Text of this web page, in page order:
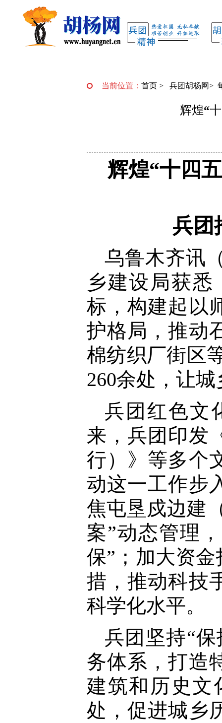
当前位置： 首页 > 兵团胡杨网>
辉煌“
辉煌“十四
兵团
乌鲁木齐讯
乡建设局获
标，构建起以
护格局，推动
棉纺织厂街区
260余处，让
兵团红色文
来，兵团印发
行）》等多个
动这一工作步
焦屯垦戍边建
案”动态管理
保”；加大资
措，推动科技
科学化水平。
兵团坚持“
务体系，打造
建筑和历史文
处，促进城乡